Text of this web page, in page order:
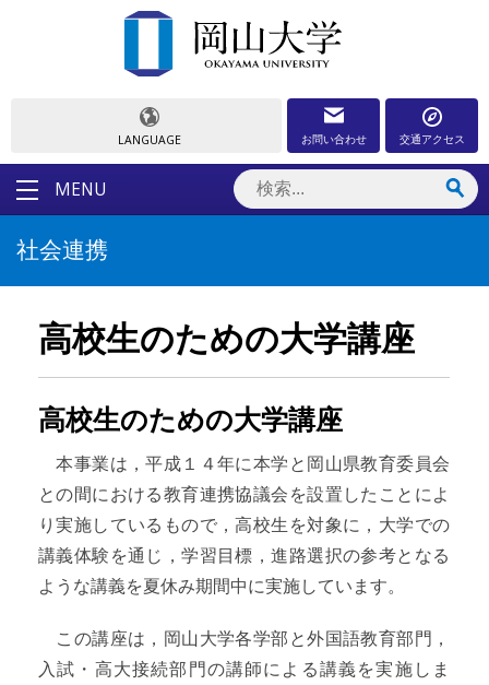
LANGUAGE お問い合わせ 交通アクセス
MENU
社会連携
高校生のための大学講座
高校生のための大学講座
本事業は，平成１４年に本学と岡山県教育委員会
との間における教育連携協議会を設置したことによ
り実施しているもので，高校生を対象に，大学での
講義体験を通じ，学習目標，進路選択の参考となる
ような講義を夏休み期間中に実施しています。
この講座は，岡山大学各学部と外国語教育部門，
入試・高大接続部門の講師による講義を実施しま